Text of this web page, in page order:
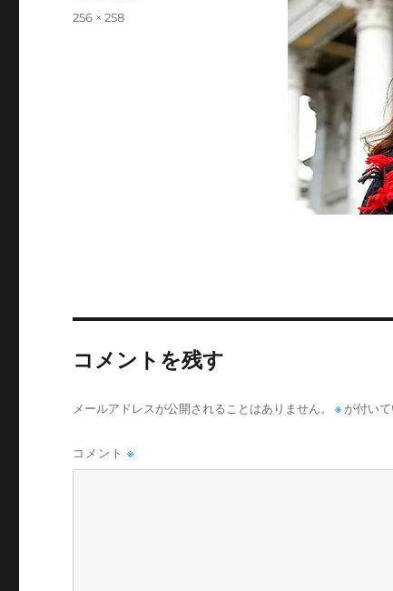
フ
256 × 258
コメントを残す
メールアドレスが公開されることはありません。 ※ が付い
コメント※